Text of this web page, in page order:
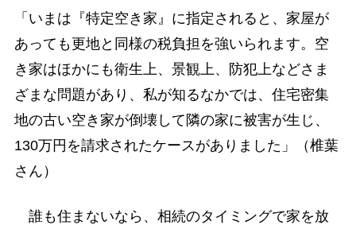
「いまは『特定空き家』に指定されると、家屋が
あっても更地と同様の税負担を強いられます。空
き家はほかにも衛生上、景観上、防犯上などさま
ざまな問題があり、私が知るなかでは、住宅密集
地の古い空き家が倒壊して隣の家に被害が生じ、
130万円を請求されたケースがありました」（椎葉
さん）
誰も住まないなら、相続のタイミングで家を放